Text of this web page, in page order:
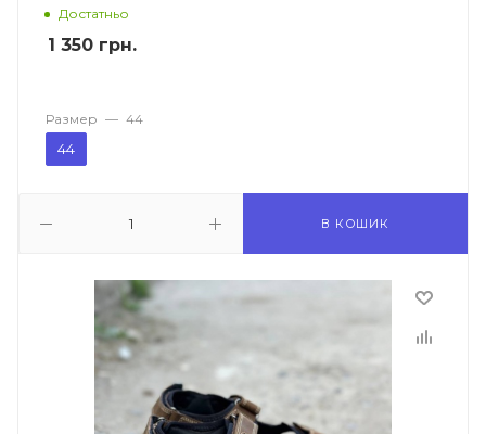
Достатньо
1 350 грн.
В КОШИК
Размер — 44
44